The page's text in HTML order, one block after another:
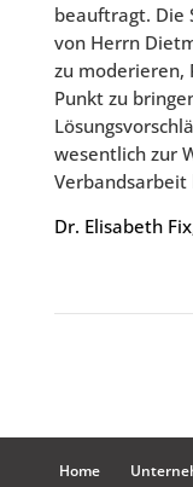
beauftragt. Die
von Herrn
zu moderieren,
Punkt zu
wesentlich zur
Verbandsarbeit
Dr. Elisabeth
Home